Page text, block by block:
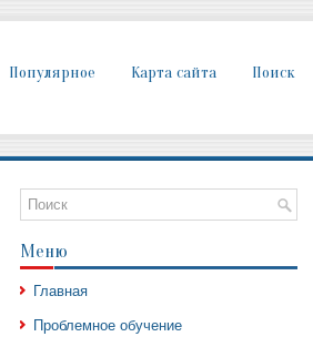
Популярное Карта сайта Поиск
Меню
Главная
Проблемное обучение